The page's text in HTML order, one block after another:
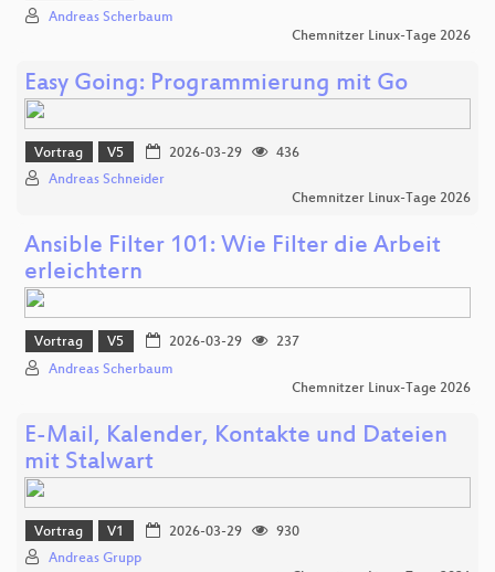
Andreas Scherbaum
Chemnitzer Linux-Tage 2026
Easy Going: Programmierung mit Go
Vortrag V5 2026-03-29
436
Andreas Schneider
Chemnitzer Linux-Tage 2026
Ansible Filter 101: Wie Filter die Arbeit
erleichtern
Vortrag V5 2026-03-29
237
Andreas Scherbaum
Chemnitzer Linux-Tage 2026
E-Mail, Kalender, Kontakte und Dateien
mit Stalwart
Vortrag V1 2026-03-29
930
Andreas Grupp